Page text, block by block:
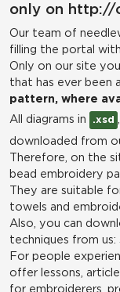
only on http://
Our team of
filling the portal
Only on our site
that has ever been
pattern, where
All diagrams in
.xsd
downloaded from
Therefore, on the
bead embroidery
They are suitable
towels and
Also, you can
techniques from us:
For people
offer lessons,
for embroiderers,